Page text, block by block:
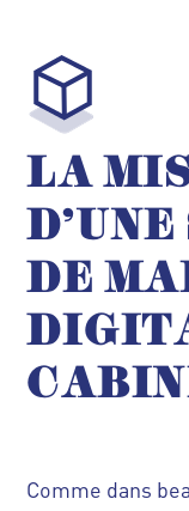
LA
D'UNE
DE
Comme dans